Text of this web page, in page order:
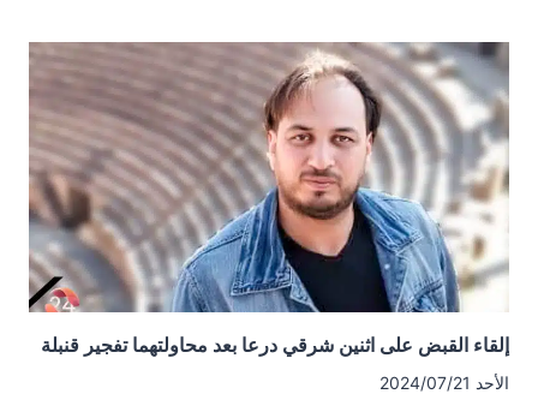
مدينة
طفس
إلقاء القبض على اثنين شرقي درعا بعد محاولتهما تفجير قنبلة
الأحد 2024/07/21